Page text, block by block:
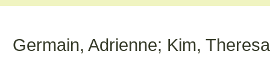
Germain, Adrienne; Kim, Theresa